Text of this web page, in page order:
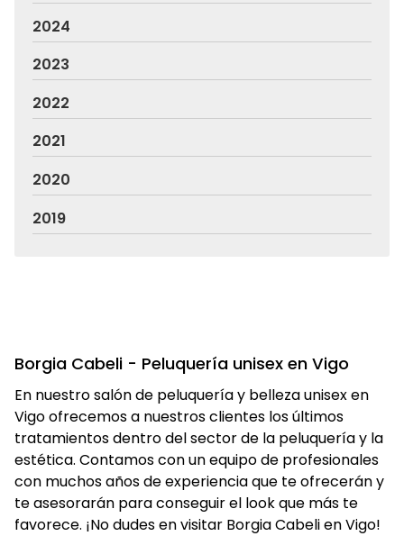
2024
2023
2022
2021
2020
2019
Borgia Cabeli - Peluquería unisex en Vigo
En nuestro salón de peluquería y belleza unisex en
Vigo ofrecemos a nuestros clientes los últimos
tratamientos dentro del sector de la peluquería y la
estética. Contamos con un equipo de profesionales
con muchos años de experiencia que te ofrecerán y
te asesorarán para conseguir el look que más te
favorece. ¡No dudes en visitar Borgia Cabeli en Vigo!